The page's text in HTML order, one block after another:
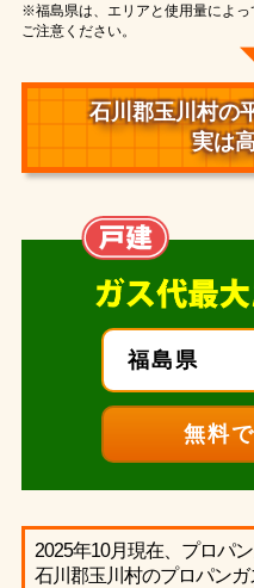
※福島県は、エリアと使用量によっ
ご注意ください。
石川郡玉川村の
実は
2025年10月現在、プロパ
石川郡玉川村のプロパン